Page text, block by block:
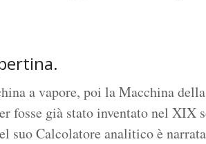
a vapore, poi la Macchina
fosse già stato inventato nel XIX
suo Calcolatore analitico è